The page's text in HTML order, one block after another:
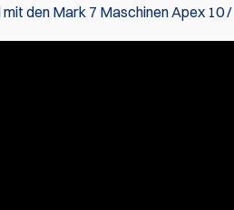
den Mark 7 Maschinen Apex 10 /